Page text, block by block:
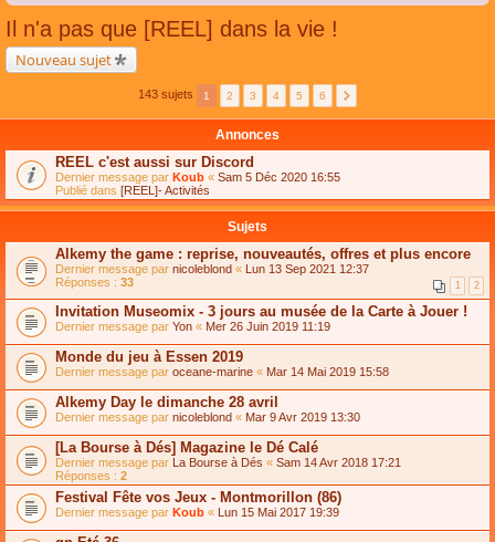
Il n'a pas que [REEL] dans la vie !
Nouveau sujet
143 sujets 1 2 3 4 5 6
Annonces
REEL c'est aussi sur Discord
Dernier message par Koub « Sam 5 Déc 2020 16:55
Publié dans [REEL]- Activités
Sujets
Alkemy the game : reprise, nouveautés, offres et plus encore
Dernier message par nicoleblond « Lun 13 Sep 2021 12:37
Réponses : 33 1 2
Invitation Museomix - 3 jours au musée de la Carte à Jouer !
Dernier message par Yon « Mer 26 Juin 2019 11:19
Monde du jeu à Essen 2019
Dernier message par oceane-marine « Mar 14 Mai 2019 15:58
Alkemy Day le dimanche 28 avril
Dernier message par nicoleblond « Mar 9 Avr 2019 13:30
[La Bourse à Dés] Magazine le Dé Calé
Dernier message par La Bourse à Dés « Sam 14 Avr 2018 17:21
Réponses : 2
Festival Fête vos Jeux - Montmorillon (86)
Dernier message par Koub « Lun 15 Mai 2017 19:39